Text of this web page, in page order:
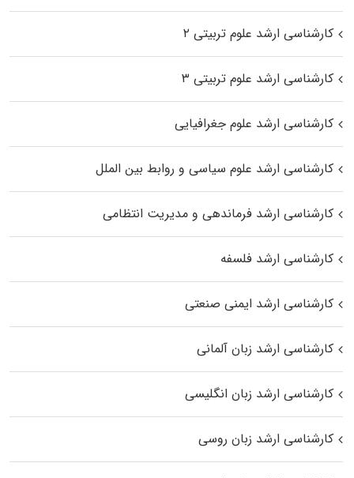
کارشناسی ارشد علوم تربیتی ۲
کارشناسی ارشد علوم تربیتی ۳
کارشناسی ارشد علوم جغرافیایی
کارشناسی ارشد علوم سیاسی و روابط بین الملل
کارشناسی ارشد فرماندهی و مدیریت انتظامی
کارشناسی ارشد فلسفه
کارشناسی ارشد ایمنی صنعتی
کارشناسی ارشد زبان آلمانی
کارشناسی ارشد زبان انگلیسی
کارشناسی ارشد زبان روسی